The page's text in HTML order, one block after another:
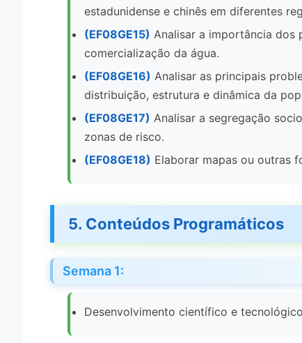
estadunidense e chinês em diferentes
(EF08GE15) Analisar a importância dos
comercialização da água.
(EF08GE16) Analisar as principais
distribuição, estrutura e dinâmica da
(EF08GE17) Analisar a segregação
zonas de risco.
(EF08GE18) Elaborar mapas ou outras
5. Conteúdos Programáticos
Semana 1:
Desenvolvimento científico e